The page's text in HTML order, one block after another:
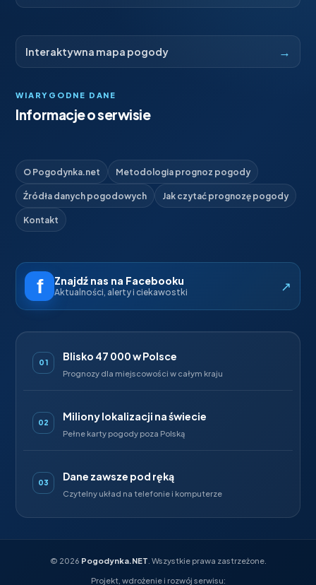
Interaktywna mapa pogody →
WIARYGODNE DANE
Informacje o serwisie
O Pogodynka.net Metodologia prognoz pogody
Źródła danych pogodowych Jak czytać prognozę pogody
Kontakt
Znajdź nas na Facebooku
Aktualności, alerty i ciekawostki ↗
01 Blisko 47 000 w Polsce
Prognozy dla miejscowości w całym kraju
02 Miliony lokalizacji na świecie
Pełne karty pogody poza Polską
03 Dane zawsze pod ręką
Czytelny układ na telefonie i komputerze
© 2026 Pogodynka.NET . Wszystkie prawa zastrzeżone.
Projekt, wdrożenie i rozwój serwisu: